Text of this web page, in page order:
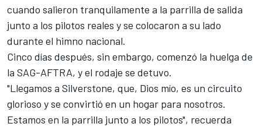
cuando salieron tranquilamente a la parrilla de salida
junto a los pilotos reales y se colocaron a su lado
durante el himno nacional.
Cinco días después, sin embargo, comenzó la huelga de
la SAG-AFTRA, y el rodaje se detuvo.
"Llegamos a Silverstone, que, Dios mío, es un circuito
glorioso y se convirtió en un hogar para nosotros.
Estamos en la parrilla junto a los pilotos", recuerda